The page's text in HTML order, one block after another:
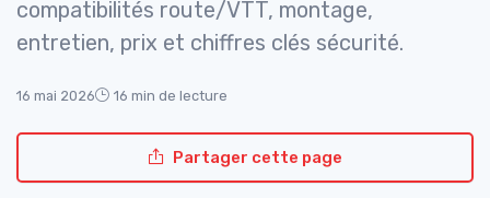
compatibilités route/VTT, montage,
entretien, prix et chiffres clés sécurité.
16 mai 2026 16 min de lecture
Partager cette page